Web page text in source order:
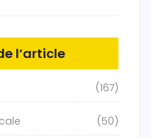
l’article
(167)
(50)